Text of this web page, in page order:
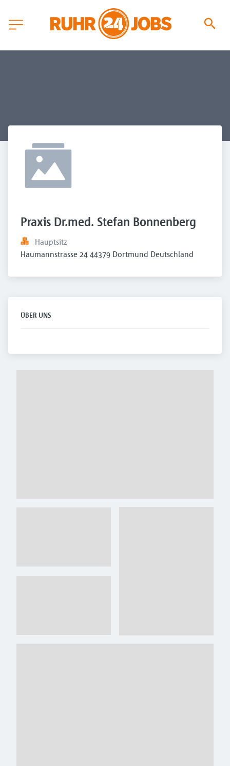
Praxis Dr.med. Stefan Bonnenberg
Hauptsitz
Haumannstrasse 24 44379 Dortmund Deutschland
ÜBER UNS